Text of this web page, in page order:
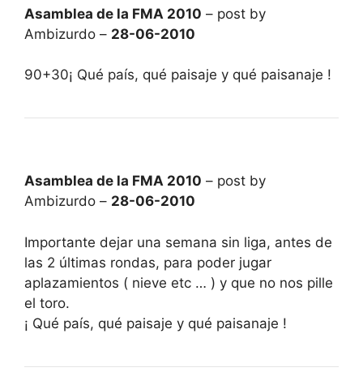
Asamblea de la FMA 2010 – post by
Ambizurdo – 28-06-2010
90+30¡ Qué país, qué paisaje y qué paisanaje !
Asamblea de la FMA 2010 – post by
Ambizurdo – 28-06-2010
Importante dejar una semana sin liga, antes de
las 2 últimas rondas, para poder jugar
aplazamientos ( nieve etc … ) y que no nos pille
el toro.
¡ Qué país, qué paisaje y qué paisanaje !